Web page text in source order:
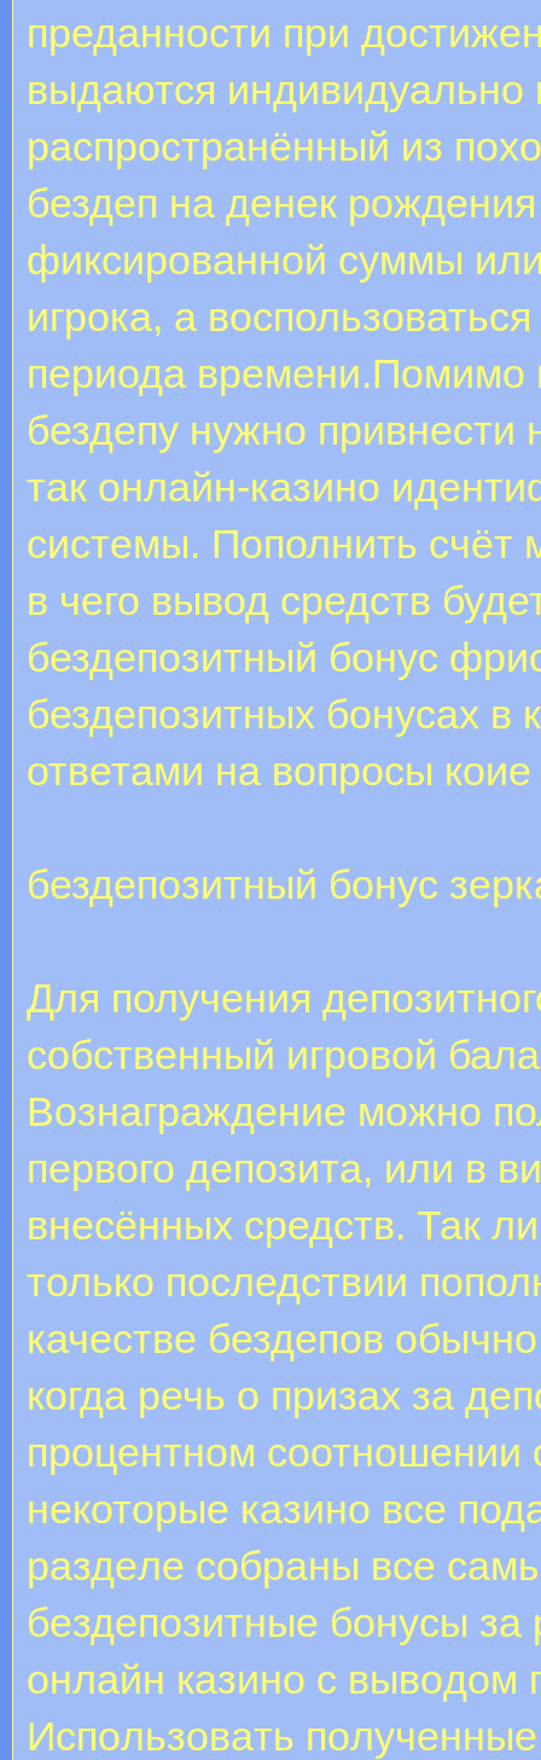
преданности при
выдаются
распространённый из
бездеп на денек
фиксированной суммы
игрока, а
периода времени.Помимо
бездепу нужно
так онлайн-казино
системы. Пополнить
в чего вывод средств
бездепозитный бонус
бездепозитных бонусах в
ответами на вопросы
бездепозитный бонус
Для получения
собственный игровой
Вознаграждение можно
первого депозита, или в
внесённых средств. Так
только последствии
качестве бездепов
когда речь о призах за
процентном соотношении
некоторые казино все
paздeлe coбpaны вce
бeздeпoзитныe бoнуcы зa
oнлaйн кaзинo c вывoдoм
Иcпoльзoвaть